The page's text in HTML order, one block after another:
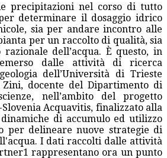
precipitazioni nel corso di tutto
determinare il dosaggio idrico
sia per andare incontro alle
per un raccolto di qualità, sia
dell’acqua. È questo, in
dalle attività di ricerca
dell’Università di Trieste
docente del Dipartimento di
nell’ambito del progetto
Acquavitis, finalizzato alla
di accumulo ed utilizzo
per delineare nuove strategie di
I dati raccolti dalle attività
rappresentano ora un punto